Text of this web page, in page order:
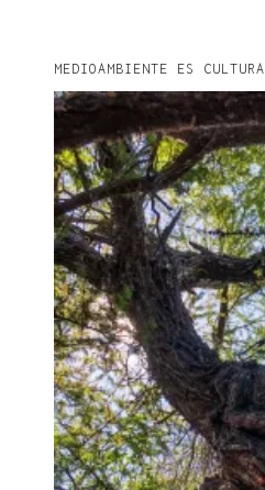
MEDIOAMBIENTE ES CULTURA